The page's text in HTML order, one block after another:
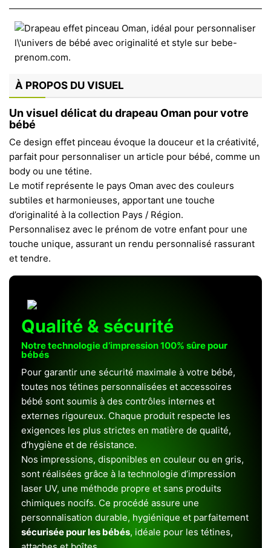
À PROPOS DU VISUEL
Un visuel délicat du drapeau Oman pour votre
bébé
Ce design effet pinceau évoque la douceur et la créativité,
parfait pour personnaliser un article pour bébé, comme un
body ou une tétine.
Le motif représente le pays Oman avec des couleurs
subtiles et harmonieuses, apportant une touche
d’originalité à la collection Pays / Région.
Personnalisez avec le prénom de votre enfant pour une
touche unique, assurant un rendu personnalisé rassurant
et tendre.
Qualité & sécurité
Notre technologie d’impression 100% sûre pour
bébés
Pour garantir une sécurité maximale à votre bébé,
toutes nos tétines personnalisées et accessoires
bébé sont soumis à des contrôles internes et
externes rigoureux. Chaque produit respecte les
exigences les plus strictes en matière de qualité,
d’hygiène et de résistance.
Nos impressions, disponibles en couleur ou en gris,
sont réalisées grâce à la technologie d’impression
laser UV, une méthode propre et sans produits
chimiques nocifs. Ce procédé assure une
personnalisation durable, hygiénique et parfaitement
sécurisée pour les bébés, idéale pour les tétines,